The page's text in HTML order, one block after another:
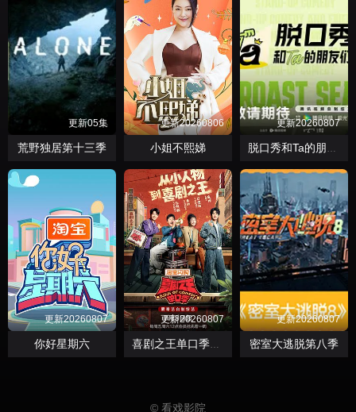
更新05集
荒野独居第十三季
更新20260806
小姐不熙娣
更新20260807
脱口秀和Ta的朋友们第三季
更新20260807
你好星期六
更新20260807
喜剧之王单口季第三季
更新20260807
密室大逃脱第八季
© 看戏影院